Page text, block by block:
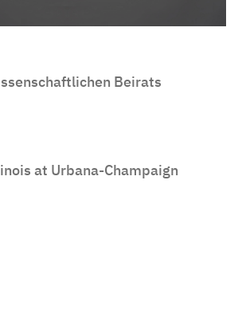
Beirats
at Urbana-Champaign